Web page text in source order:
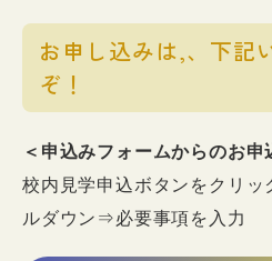
お申し込みは,、下記
ぞ！
＜申込みフォームからのお申
校内見学申込ボタンをクリ
ルダウン⇒必要事項を入力